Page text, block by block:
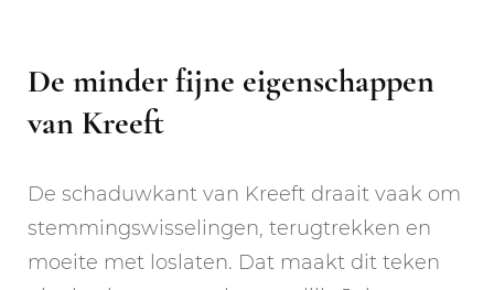
De minder fijne eigenschappen
van Kreeft
De schaduwkant van Kreeft draait vaak om
stemmingswisselingen, terugtrekken en
moeite met loslaten. Dat maakt dit teken